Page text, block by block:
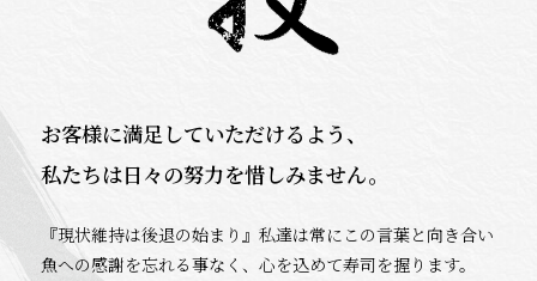
お客様に満足していただけるよう、
私たちは日々の努力を惜しみません。
『現状維持は後退の始まり』私達は常にこの言葉と向き合い
魚への感謝を忘れる事なく、心を込めて寿司を握ります。